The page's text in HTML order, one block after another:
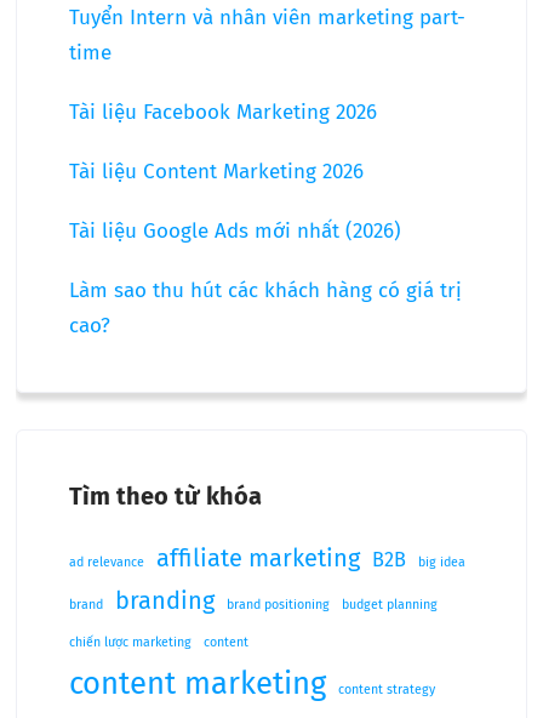
Tuyển Intern và nhân viên marketing part-
time
Tài liệu Facebook Marketing 2026
Tài liệu Content Marketing 2026
Tài liệu Google Ads mới nhất (2026)
Làm sao thu hút các khách hàng có giá trị
cao?
Tìm theo từ khóa
ad relevance affiliate marketing B2B big idea
brand branding brand positioning budget planning
chiến lược marketing content
content marketing content strategy